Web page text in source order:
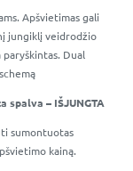
Apšvietimas gali
jungiklį veidrodžio
Dual
spalva – IŠJUNGTA
sumontuotas
kainą.